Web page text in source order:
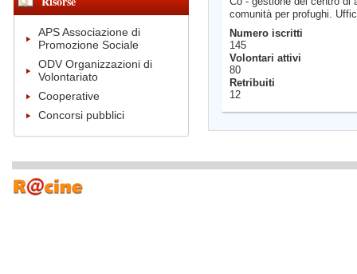
APS Associazione di
Promozione Sociale
ODV Organizzazioni di
Volontariato
Cooperative
Concorsi pubblici
comunità per profughi.
Numero iscritti
145
Volontari attivi
80
Retribuiti
12